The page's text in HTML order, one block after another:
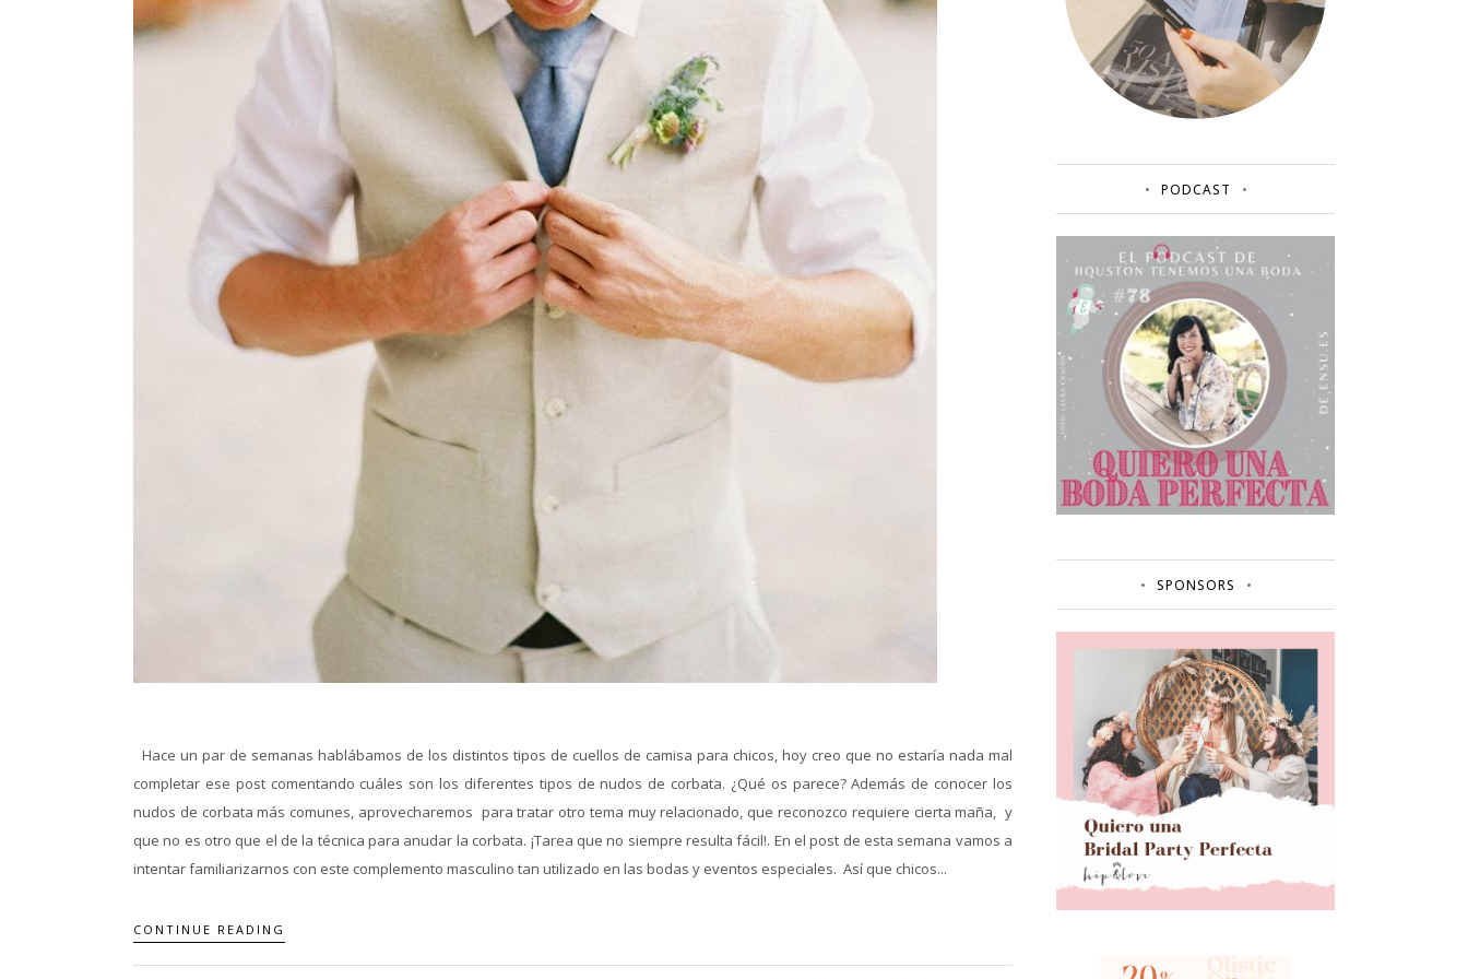
Hace un par de semanas hablábamos de los distintos tipos de cuellos de camisa para chicos, hoy creo que no estaría nada mal
completar ese post comentando cuáles son los diferentes tipos de nudos de corbata. ¿Qué os parece? Además de conocer los
nudos de corbata más comunes, aprovecharemos para tratar otro tema muy relacionado, que reconozco requiere cierta maña, y
que no es otro que el de la técnica para anudar la corbata. ¡Tarea que no siempre resulta fácil!. En el post de esta semana vamos a
intentar familiarizarnos con este complemento masculino tan utilizado en las bodas y eventos especiales. Así que chicos...
CONTINUE READING
PODCAST
SPONSORS